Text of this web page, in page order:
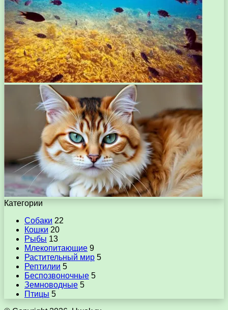
Категории
Собаки 22
Кошки 20
Рыбы 13
Млекопитающие 9
Растительный мир 5
Рептилии 5
Беспозвоночные 5
Земноводные 5
Птицы 5